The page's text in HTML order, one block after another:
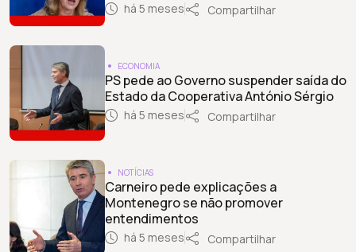
há 5 meses Compartilhar
ECONOMIA
PS pede ao Governo suspender saída do
Estado da Cooperativa António Sérgio
há 5 meses Compartilhar
NOTÍCIAS
Carneiro pede explicações a
Montenegro se não promover
entendimentos
há 5 meses Compartilhar